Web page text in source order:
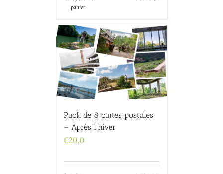
panier
Pack de 8 cartes postales
– Après l’hiver
€20,0